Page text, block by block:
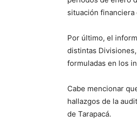
situación
Por último, el
distintas
formuladas en los
Cabe mencionar
hallazgos de la
de Tarapacá.